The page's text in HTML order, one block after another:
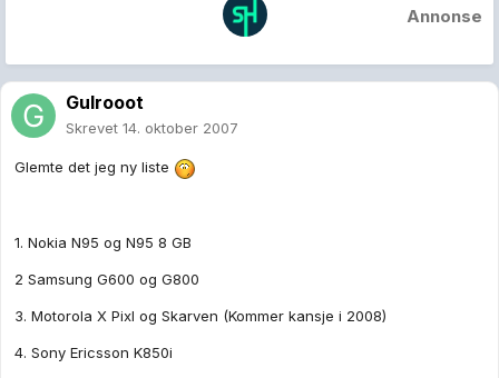
Annonse
Gulrooot
Skrevet 14. oktober 2007
Glemte det jeg ny liste
1. Nokia N95 og N95 8 GB
2 Samsung G600 og G800
3. Motorola X Pixl og Skarven (Kommer kansje i 2008)
4. Sony Ericsson K850i